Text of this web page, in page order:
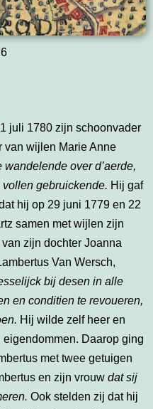
juli 1780 zijn schoonvader
van wijlen Marie Anne
over d’aerde,
gebruickende. Hij gaf
hij op 29 juni 1779 en 22
samen met wijlen zijn
zijn dochter Joanna
Van Wersch,
bij desen in alle
en conditien te revoueren,
Hij wilde zelf heer en
Daarop ging
met twee getuigen
en zijn vrouw dat sij
Ook stelden zij dat hij